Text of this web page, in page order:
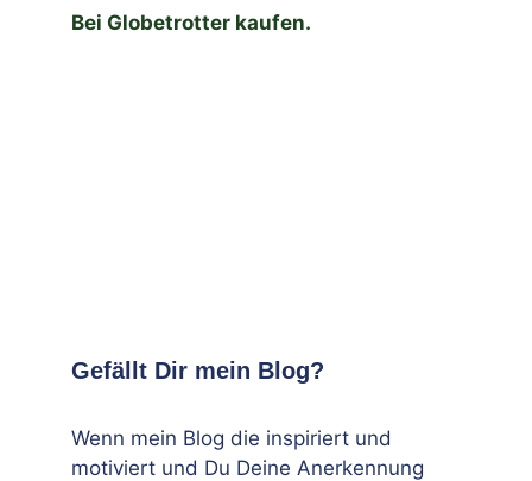
Bei Globetrotter kaufen.
Gefällt Dir mein Blog?
Wenn mein Blog die inspiriert und
motiviert und Du Deine Anerkennung